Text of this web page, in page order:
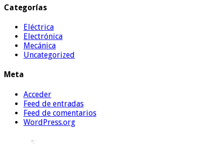
Categorías
Eléctrica
Electrónica
Mecánica
Uncategorized
Meta
Acceder
Feed de entradas
Feed de comentarios
WordPress.org
1